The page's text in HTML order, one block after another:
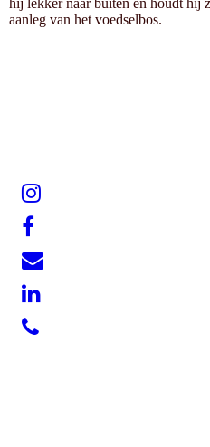
hij lekker naar buiten en houdt hij
aanleg van het voedselbos.